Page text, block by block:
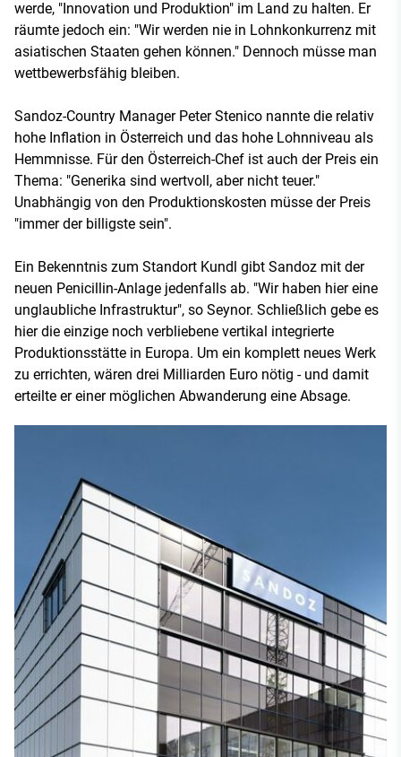
werde, "Innovation und Produktion" im Land zu halten. Er
räumte jedoch ein: "Wir werden nie in Lohnkonkurrenz mit
asiatischen Staaten gehen können." Dennoch müsse man
wettbewerbsfähig bleiben.
Sandoz-Country Manager Peter Stenico nannte die relativ
hohe Inflation in Österreich und das hohe Lohnniveau als
Hemmnisse. Für den Österreich-Chef ist auch der Preis ein
Thema: "Generika sind wertvoll, aber nicht teuer."
Unabhängig von den Produktionskosten müsse der Preis
"immer der billigste sein".
Ein Bekenntnis zum Standort Kundl gibt Sandoz mit der
neuen Penicillin-Anlage jedenfalls ab. "Wir haben hier eine
unglaubliche Infrastruktur", so Seynor. Schließlich gebe es
hier die einzige noch verbliebene vertikal integrierte
Produktionsstätte in Europa. Um ein komplett neues Werk
zu errichten, wären drei Milliarden Euro nötig - und damit
erteilte er einer möglichen Abwanderung eine Absage.